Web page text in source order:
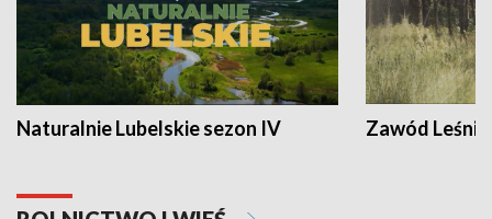
Naturalnie Lubelskie sezon IV Zawód Leśnik